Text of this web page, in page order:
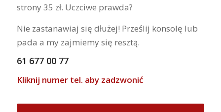
strony 35 zł. Uczciwe prawda?
Nie zastanawiaj się dłużej! Prześlij konsolę lub
pada a my zajmiemy się resztą.
61 677 00 77
Kliknij numer tel. aby zadzwonić